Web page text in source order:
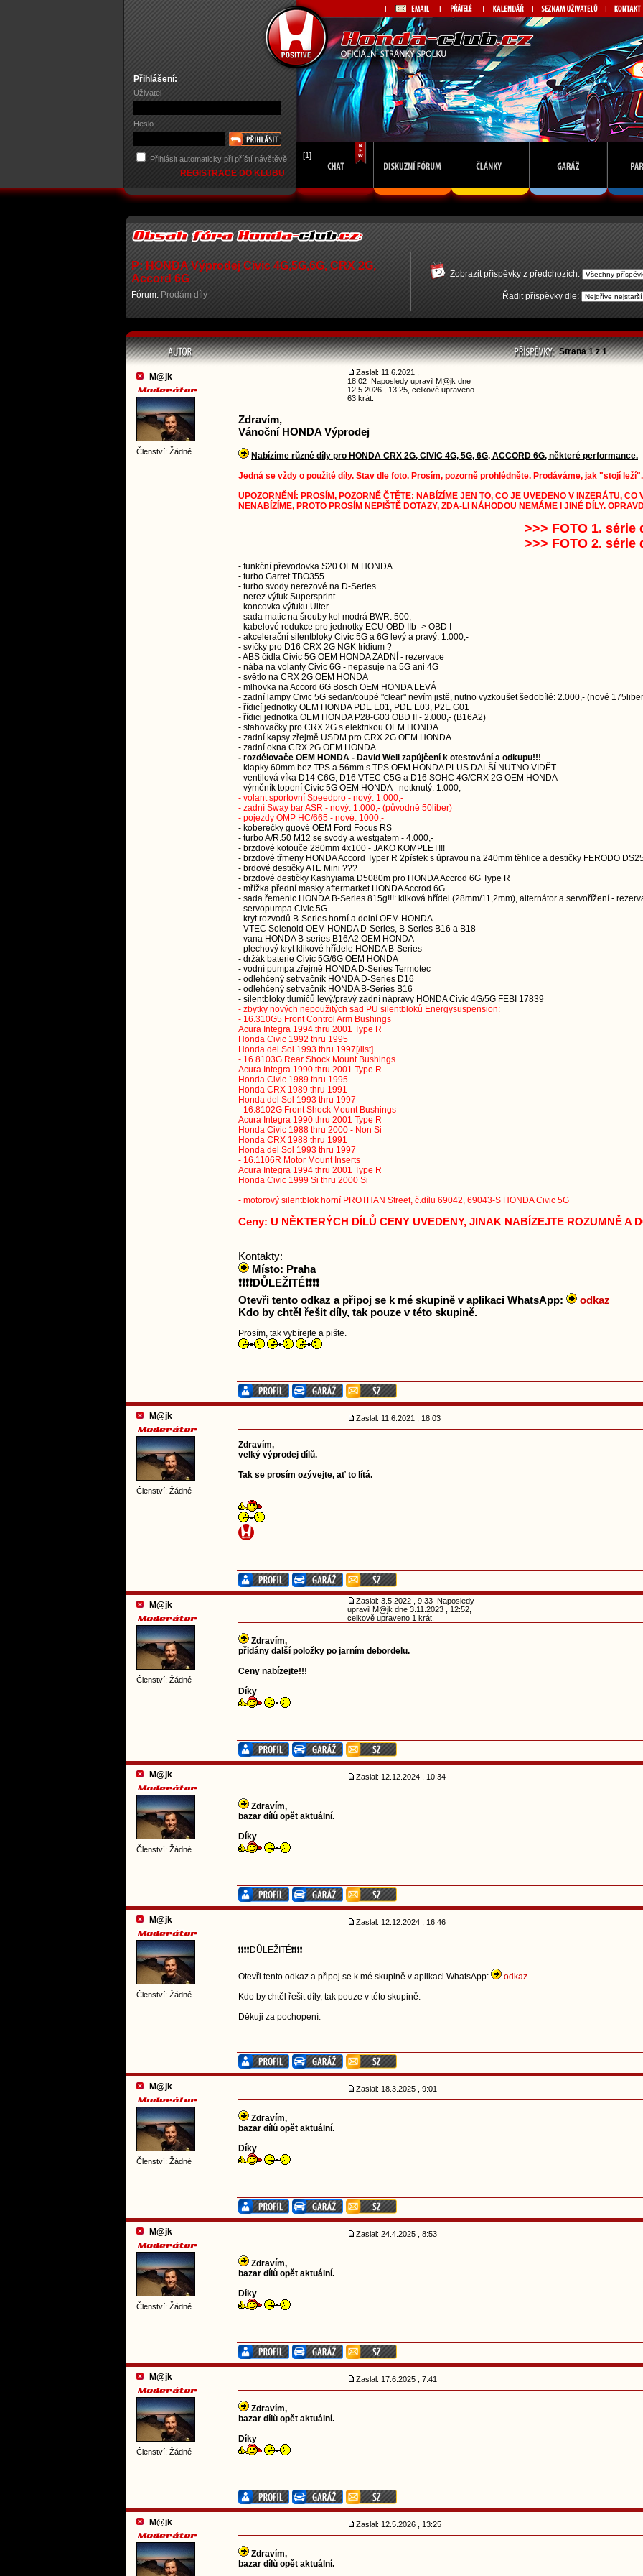
Přihlášení:
Uživatel
Heslo
Přihlásit automaticky při příští návštěvě
REGISTRACE DO KLUBU
[1]
P: HONDA Výprodej Civic 4G,5G,6G, CRX 2G,
Accord 6G
Fórum: Prodám díly
Zobrazit příspěvky z předchozích:
Řadit příspěvky dle:
Strana1z1
M@jk
Členství: Žádné
Zaslal: 11.6.2021 ,
18:02 Naposledy upravil M@jk dne
12.5.2026 , 13:25, celkově upraveno
63 krát.
Zdravím,
Vánoční HONDA Výprodej
Nabízíme různé díly pro HONDA CRX 2G, CIVIC 4G, 5G, 6G, ACCORD 6G, některé performance.
Jedná se vždy o použité díly. Stav dle foto. Prosím, pozorně prohlédněte. Prodáváme, jak "stojí
UPOZORNĚNÍ: PROSÍM, POZORNĚ ČTĚTE: NABÍZÍME JEN TO, CO JE UVEDENO V INZERÁTU,
NENABÍZÍME, PROTO PROSÍM NEPIŠTĚ DOTAZY, ZDA-LI NÁHODOU NEMÁME I JINÉ DÍLY.
>>> FOTO
>>> FOTO
- funkční převodovka S20 OEM HONDA
- turbo Garret TBO355
- turbo svody nerezové na D-Series
- nerez výfuk Supersprint
- koncovka výfuku Ulter
- sada matic na šrouby kol modrá BWR: 500,-
- kabelové redukce pro jednotky ECU OBD IIb -> OBD I
- akcelerační silentbloky Civic 5G a 6G levý a pravý: 1.000,-
- svíčky pro D16 CRX 2G NGK Iridium ?
- ABS čidla Civic 5G OEM HONDA ZADNÍ - rezervace
- nába na volanty Civic 6G - nepasuje na 5G ani 4G
- světlo na CRX 2G OEM HONDA
- mlhovka na Accord 6G Bosch OEM HONDA LEVÁ
- zadní lampy Civic 5G sedan/coupé "clear" nevím jistě, nutno vyzkoušet šedobílé: 2.000,- (nové
- řídicí jednotky OEM HONDA PDE E01, PDE E03, P2E G01
- řídici jednotka OEM HONDA P28-G03 OBD II - 2.000,- (B16A2)
- stahovačky pro CRX 2G s elektrikou OEM HONDA
- zadní kapsy zřejmě USDM pro CRX 2G OEM HONDA
- zadní okna CRX 2G OEM HONDA
- rozdělovače OEM HONDA - David Weil zapůjčení k otestování a odkupu!!!
- klapky 60mm bez TPS a 56mm s TPS OEM HONDA PLUS DALŠÍ NUTNO VIDĚT
- ventilová víka D14 C6G, D16 VTEC C5G a D16 SOHC 4G/CRX 2G OEM HONDA
- výměník topení Civic 5G OEM HONDA - netknutý: 1.000,-
- volant sportovní Speedpro - nový: 1.000,-
- zadní Sway bar ASR - nový: 1.000,- (původně 50liber)
- pojezdy OMP HC/665 - nové: 1000,-
- koberečky guové OEM Ford Focus RS
- turbo A/R.50 M12 se svody a westgatem - 4.000,-
- brzdové kotouče 280mm 4x100 - JAKO KOMPLET!!!
- brzdové třmeny HONDA Accord Typer R 2pístek s úpravou na 240mm těhlice a destičky FERODO
- brdové destičky ATE Mini ???
- brzdové destičky Kashyiama D5080m pro HONDA Accrod 6G Type R
- mřížka přední masky aftermarket HONDA Accrod 6G
- sada řemenic HONDA B-Series 815g!!!: kliková hřídel (28mm/11,2mm), alternátor a servořížení -
- servopumpa Civic 5G
- kryt rozvodů B-Series horní a dolní OEM HONDA
- VTEC Solenoid OEM HONDA D-Series, B-Series B16 a B18
- vana HONDA B-series B16A2 OEM HONDA
- plechový kryt klikové hřídele HONDA B-Series
- držák baterie Civic 5G/6G OEM HONDA
- vodní pumpa zřejmě HONDA D-Series Termotec
- odlehčený setrvačník HONDA D-Series D16
- odlehčený setrvačník HONDA B-Series B16
- silentbloky tlumičů levý/pravý zadní nápravy HONDA Civic 4G/5G FEBI 17839
- zbytky nových nepoužitých sad PU silentbloků Energysuspension:
- 16.310G5 Front Control Arm Bushings
Acura Integra 1994 thru 2001 Type R
Honda Civic 1992 thru 1995
Honda del Sol 1993 thru 1997[/list]
- 16.8103G Rear Shock Mount Bushings
Acura Integra 1990 thru 2001 Type R
Honda Civic 1989 thru 1995
Honda CRX 1989 thru 1991
Honda del Sol 1993 thru 1997
- 16.8102G Front Shock Mount Bushings
Acura Integra 1990 thru 2001 Type R
Honda Civic 1988 thru 2000 - Non Si
Honda CRX 1988 thru 1991
Honda del Sol 1993 thru 1997
- 16.1106R Motor Mount Inserts
Acura Integra 1994 thru 2001 Type R
Honda Civic 1999 Si thru 2000 Si
- motorový silentblok horní PROTHAN Street, č.dílu 69042, 69043-S HONDA Civic 5G
Ceny: U NĚKTERÝCH DÍLŮ CENY UVEDENY, JINAK NABÍZEJTE ROZUMNĚ A
Kontakty:
Místo: Praha
❗❗❗❗DŮLEŽITÉ❗❗❗❗
Otevři tento odkaz a připoj se k mé skupině v aplikaci WhatsApp:
odkaz
Kdo by chtěl řešit díly, tak pouze v této skupině.
Prosím, tak vybírejte a pište.
M@jk
Členství: Žádné
Zaslal: 11.6.2021 , 18:03
Zdravím,
velký výprodej dílů.
Tak se prosím ozývejte, ať to lítá.
M@jk
Členství: Žádné
Zaslal: 3.5.2022 , 9:33 Naposledy
upravil M@jk dne 3.11.2023 , 12:52,
celkově upraveno 1 krát.
Zdravím,
přidány další položky po jarním debordelu.
Ceny nabízejte!!!
Díky
M@jk
Členství: Žádné
Zaslal: 12.12.2024 , 10:34
Zdravím,
bazar dílů opět aktuální.
Díky
M@jk
Členství: Žádné
Zaslal: 12.12.2024 , 16:46
❗❗❗❗DŮLEŽITÉ❗❗❗❗
Otevři tento odkaz a připoj se k mé skupině v aplikaci WhatsApp:
odkaz
Kdo by chtěl řešit díly, tak pouze v této skupině.
Děkuji za pochopení.
M@jk
Členství: Žádné
Zaslal: 18.3.2025 , 9:01
Zdravím,
bazar dílů opět aktuální.
Díky
M@jk
Členství: Žádné
Zaslal: 24.4.2025 , 8:53
Zdravím,
bazar dílů opět aktuální.
Díky
M@jk
Členství: Žádné
Zaslal: 17.6.2025 , 7:41
Zdravím,
bazar dílů opět aktuální.
Díky
M@jk Zaslal: 12.5.2026 , 13:25
Zdravím,
bazar dílů opět aktuální.